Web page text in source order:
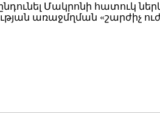
Մակրոնի հատուկ
առաջմղման «շարժիչ